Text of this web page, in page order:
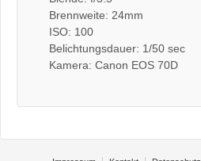
Brennweite: 24mm
ISO: 100
Belichtungsdauer: 1/50 sec
Kamera: Canon EOS 70D